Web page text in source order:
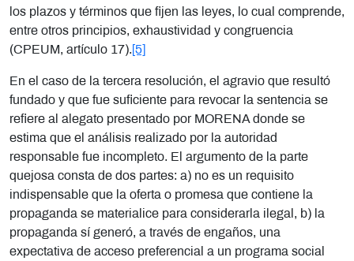
los plazos y términos que fijen las leyes, lo cual comprende,
entre otros principios, exhaustividad y congruencia
(CPEUM, artículo 17). [5]
En el caso de la tercera resolución, el agravio que resultó
fundado y que fue suficiente para revocar la sentencia se
refiere al alegato presentado por MORENA donde se
estima que el análisis realizado por la autoridad
responsable fue incompleto. El argumento de la parte
quejosa consta de dos partes: a) no es un requisito
indispensable que la oferta o promesa que contiene la
propaganda se materialice para considerarla ilegal, b) la
propaganda sí generó, a través de engaños, una
expectativa de acceso preferencial a un programa social